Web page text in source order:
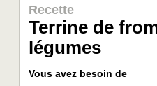
Recette
Terrine de
légumes
Vous avez besoin de